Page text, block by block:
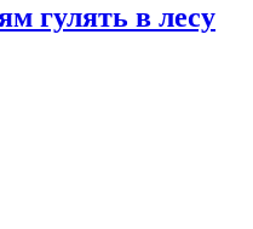
гулять в лесу